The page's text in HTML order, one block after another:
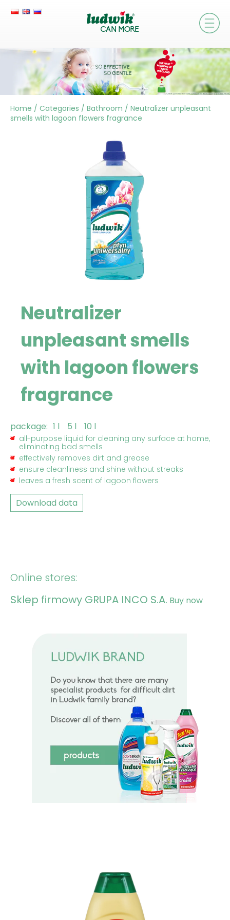
Home / Categories / Bathroom / Neutralizer unpleasant
smells with lagoon flowers fragrance
Neutralizer
unpleasant smells
with lagoon flowers
fragrance
package: 1 l 5 l 10 l
all-purpose liquid for cleaning any surface at home,
eliminating bad smells
effectively removes dirt and grease
ensure cleanliness and shine without streaks
leaves a fresh scent of lagoon flowers
Download data
Online stores:
Sklep firmowy GRUPA INCO S.A. Buy now